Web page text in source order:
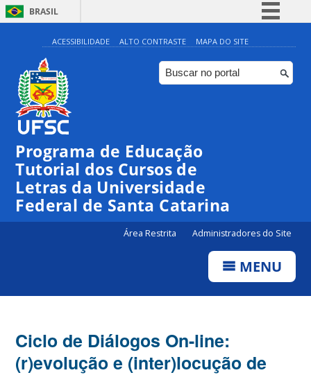
BRASIL
Simplifique!
Comunica BR
Participe
ACESSIBILIDADE ALTO CONTRASTE MAPA DO SITE
Programa de Educação
Tutorial dos Cursos de
Letras da Universidade
Federal de Santa Catarina
Área Restrita Administradores do Site
MENU
Ciclo de Diálogos On-line:
(r)evolução e (inter)locução de